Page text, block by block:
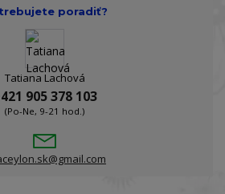
poradiť?
Tatiana Lachová
905 378 103
(Po-Ne, 9-21 hod.)